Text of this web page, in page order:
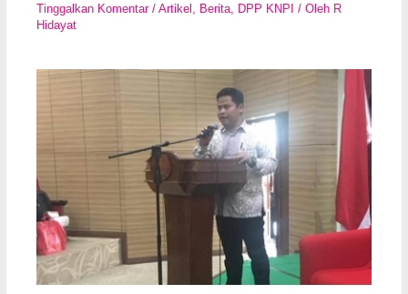
Tinggalkan Komentar /Artikel Berita DPP KNPI / Oleh R
Hidayat